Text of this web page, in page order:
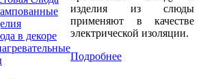
в декоре
изделия из слюды
применяют в качестве
электрической изоляции.
Подробнее